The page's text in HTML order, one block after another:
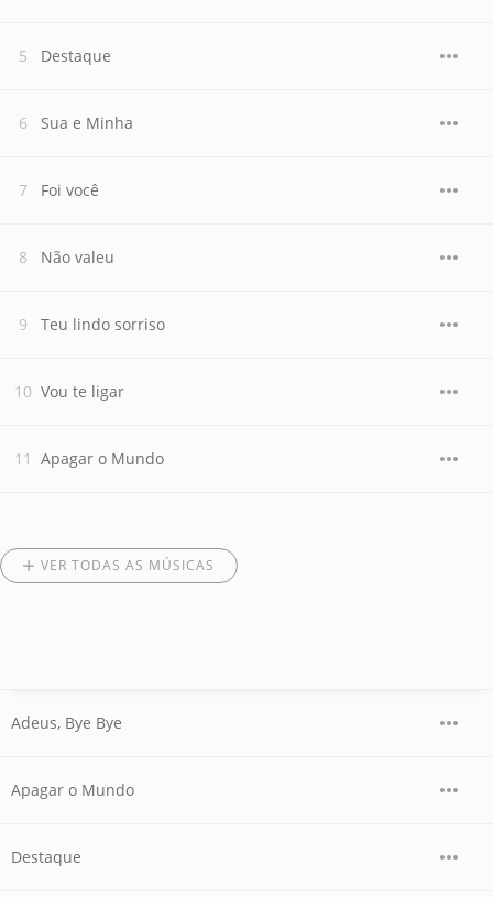
Destaque
Sua e Minha
Foi você
Não valeu
Teu lindo sorriso
Vou te ligar
Apagar o Mundo
VER TODAS AS MÚSICAS
Adeus, Bye Bye
Apagar o Mundo
Destaque